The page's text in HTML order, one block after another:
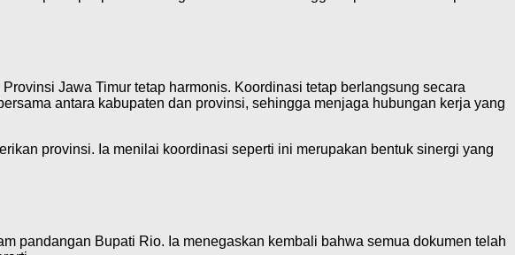
Jawa Timur tetap harmonis. Koordinasi tetap berlangsung secara
antara kabupaten dan provinsi, sehingga menjaga hubungan kerja yang
provinsi. Ia menilai koordinasi seperti ini merupakan bentuk sinergi yang
pandangan Bupati Rio. Ia menegaskan kembali bahwa semua dokumen telah